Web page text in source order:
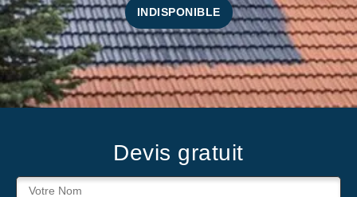
INDISPONIBLE
Devis gratuit